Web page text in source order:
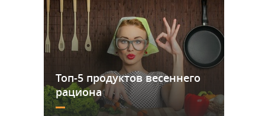
Топ-5 продуктов весеннего
рациона